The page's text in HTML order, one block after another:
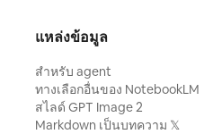
แหล่งข้อมูล
สำหรับ agent
ทางเลือกอื่นของ NotebookLM
สไลด์ GPT Image 2
Markdown เป็นบทความ 𝕏